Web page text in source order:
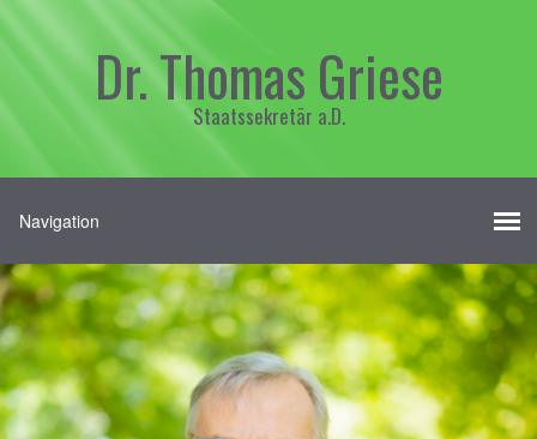
Dr. Thomas Griese
Staatssekretär a.D.